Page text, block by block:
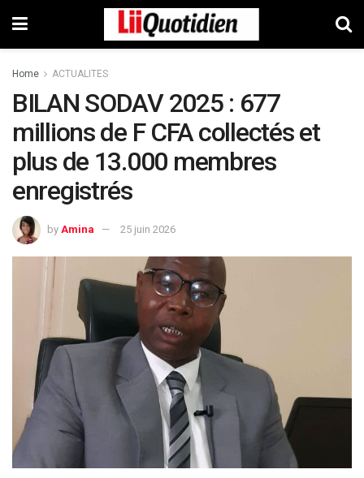
Home ACTUALITES
BILAN SODAV 2025 : 677
millions de F CFA collectés et
plus de 13.000 membres
enregistrés
by Amina 25 juin 2026